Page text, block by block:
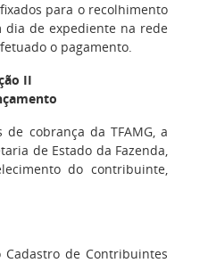
para o recolhimento
dia de expediente na rede
o pagamento.
II
de cobrança da TFAMG, a
de Estado da Fazenda,
do contribuinte,
de Contribuintes